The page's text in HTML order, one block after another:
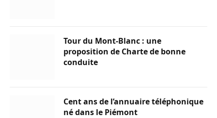
Tour du Mont-Blanc : une
proposition de Charte de bonne
conduite
Cent ans de l’annuaire téléphonique
né dans le Piémont